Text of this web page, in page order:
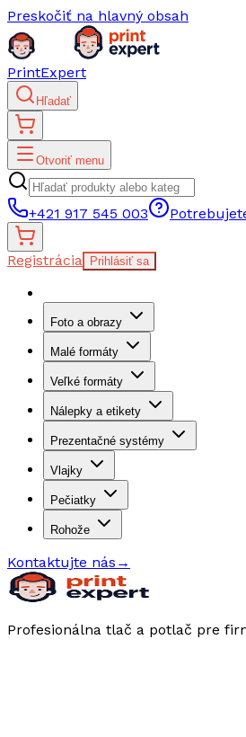
Preskočiť na hlavný obsah
PrintExpert
Hľadať
Otvoriť menu
+421 917 545 003
Registrácia Prihlásiť sa
Foto a obrazy
Malé formáty
Veľké formáty
Nálepky a etikety
Prezentačné systémy
Vlajky
Pečiatky
Rohože
Kontaktujte nás →
Profesionálna tlač a potlač pre